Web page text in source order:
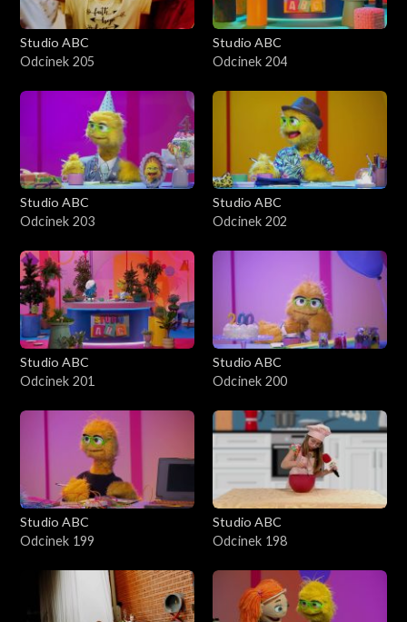
Studio ABC
Odcinek 205
Studio ABC
Odcinek 204
Studio ABC
Odcinek 203
Studio ABC
Odcinek 202
Studio ABC
Odcinek 201
Studio ABC
Odcinek 200
Studio ABC
Odcinek 199
Studio ABC
Odcinek 198